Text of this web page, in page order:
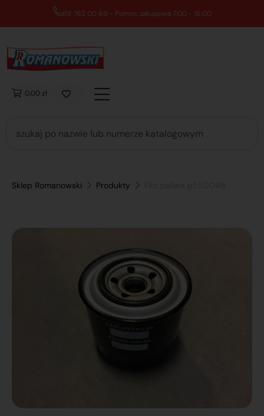
89 762 00 69 - Pomoc zakupowa 7:00 - 16:00
0,00 zł
Sklep Romanowski Produkty